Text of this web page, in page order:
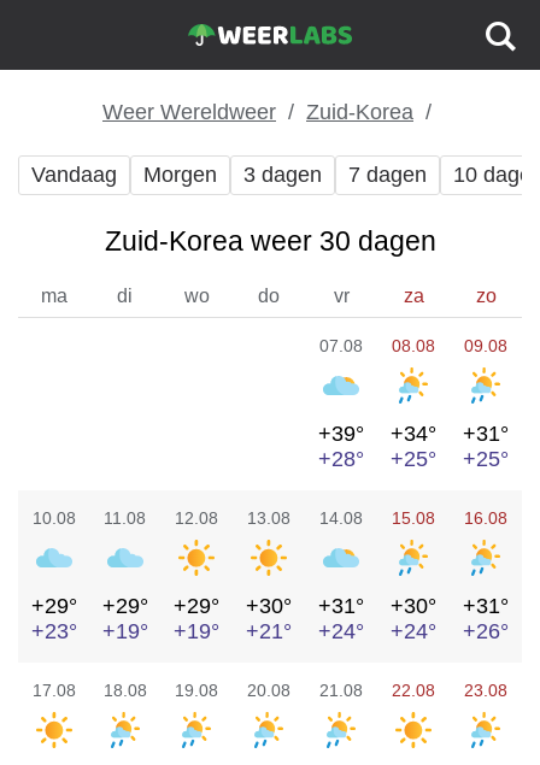
Weer Wereldweer Zuid-Korea
Vandaag Morgen 3 dagen 7 dagen 10
Zuid-Korea weer 30 dagen
ma di wo do vr za zo
07.08
+39°
+28°
08.08
+34°
+25°
09.08
+31°
+25°
10.08
+29°
+23°
11.08
+29°
+19°
12.08
+29°
+19°
13.08
+30°
+21°
14.08
+31°
+24°
15.08
+30°
+24°
16.08
+31°
+26°
17.08 18.08 19.08 20.08 21.08 22.08 23.08